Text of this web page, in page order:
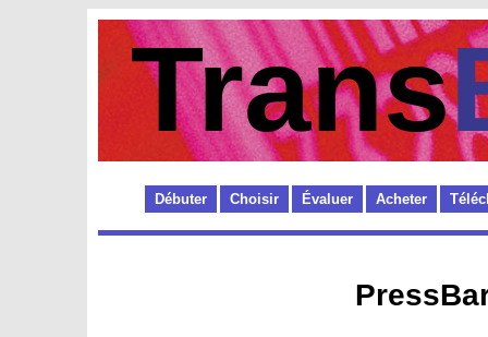
Trans
Débuter Choisir Évaluer Acheter